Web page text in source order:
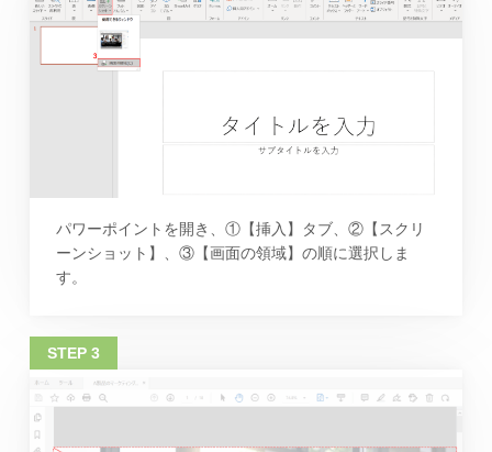
パワーポイントを開き、①【挿入】タブ、②【スクリ
ーンショット】、③【画面の領域】の順に選択しま
す。